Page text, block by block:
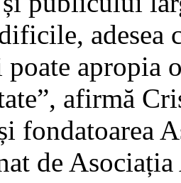
adesea
poate apropia
afirmă
fondatoarea
de